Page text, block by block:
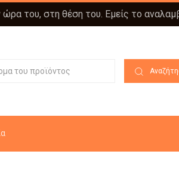
του, στη θέση του. Εμείς το